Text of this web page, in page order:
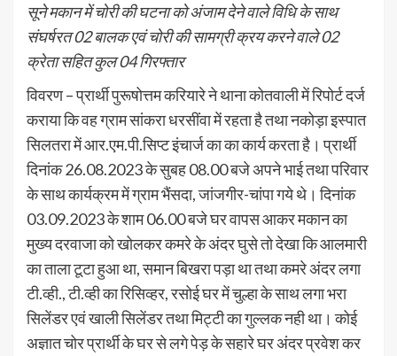
सूने मकान में चोरी की घटना को अंजाम देने वाले विधि के साथ
संघर्षरत 02 बालक एवं चोरी की सामग्री क्रय करने वाले 02
क्रेता सहित कुल 04 गिरफ्तार
विवरण – प्रार्थी पुरूषोत्तम करियारे ने थाना कोतवाली में रिपोर्ट दर्ज
कराया कि वह ग्राम सांकरा धरसींवा में रहता है तथा नकोड़ा इस्पात
सिलतरा में आर.एम.पी.सिप्ट इंचार्ज का का कार्य करता है। प्रार्थी
दिनांक 26.08.2023 के सुबह 08.00 बजे अपने भाई तथा परिवार
के साथ कार्यक्रम में ग्राम भैंसदा, जांजगीर-चांपा गये थे। दिनांक
03.09.2023 के शाम 06.00 बजे घर वापस आकर मकान का
मुख्य दरवाजा को खोलकर कमरे के अंदर घुसे तो देखा कि आलमारी
का ताला टूटा हुआ था, समान बिखरा पड़ा था तथा कमरे अंदर लगा
टी.व्ही., टी.व्ही का रिसिव्हर, रसोई घर में चुल्हा के साथ लगा भरा
सिलेंडर एवं खाली सिलेंडर तथा मिट्टी का गुल्लक नही था। कोई
अज्ञात चोर प्रार्थी के घर से लगे पेड़ के सहारे घर अंदर प्रवेश कर